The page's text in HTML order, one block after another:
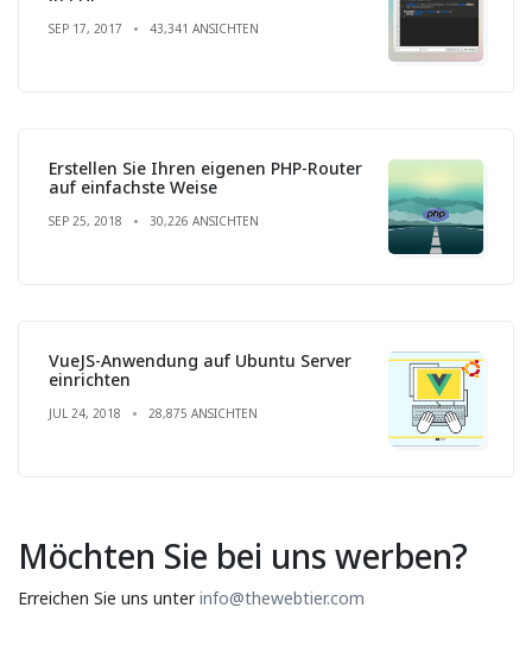
SEP 17, 2017 43,341 ANSICHTEN
Erstellen Sie Ihren eigenen PHP-Router
auf einfachste Weise
SEP 25, 2018 30,226 ANSICHTEN
VueJS-Anwendung auf Ubuntu Server
einrichten
JUL 24, 2018 28,875 ANSICHTEN
Möchten Sie bei uns werben?
Erreichen Sie uns unterinfo@thewebtier.com